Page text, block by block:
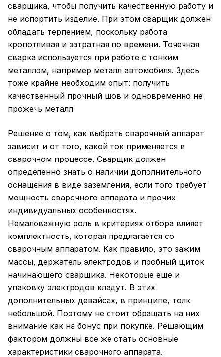
сварщика, чтобы получить качественную работу и
не испортить изделие. При этом сварщик должен
обладать терпением, поскольку работа
кропотливая и затратная по времени. Точечная
сварка используется при работе с тонким
металлом, например металл автомобиля. Здесь
тоже крайне необходим опыт: получить
качественный прочный шов и одновременно не
прожечь металл.
Решение о том, как выбрать сварочный аппарат
зависит и от того, какой ток применяется в
сварочном процессе. Сварщик должен
определенно знать о наличии дополнительного
оснащения в виде заземления, если того требует
мощность сварочного аппарата и прочих
индивидуальных особенностях.
Немаловажную роль в критериях отбора влияет
комплектность, которая предлагается со
сварочным аппаратом. Как правило, это зажим
массы, держатель электродов и пробный щиток
начинающего сварщика. Некоторые еще и
упаковку электродов кладут. В этих
дополнительных девайсах, в принципе, толк
небольшой. Поэтому не стоит обращать на них
внимание как на бонус при покупке. Решающим
фактором должны все же стать основные
характеристики сварочного аппарата.